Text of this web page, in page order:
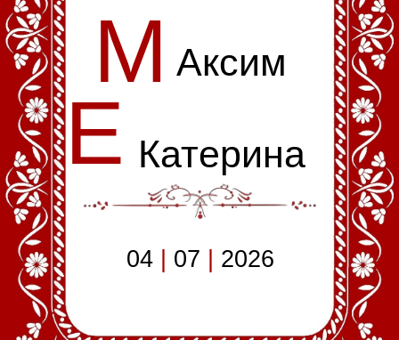
М
04 07 2026
Аксим
Е Катерина